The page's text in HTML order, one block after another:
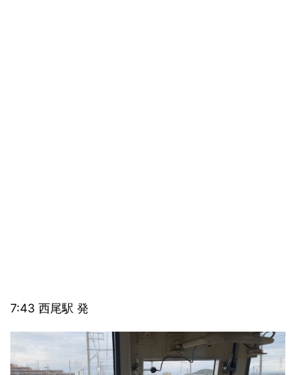
7:43 西尾駅 発